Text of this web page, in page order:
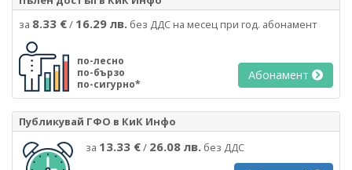
за 8.33 €/ 16.29 лв. без ДДС на месец при год. абонамент
по-лесно
по-бързо
по-сигурно*
Абонамент
Публикувай ГФО в КиК Инфо
за 13.33 €/ 26.08 лв. без ДДС